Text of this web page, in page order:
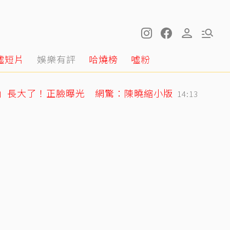
短片 娛樂有評 哈燒榜 噓粉
長大了！正臉曝光 網驚：陳曉縮小版 14:13